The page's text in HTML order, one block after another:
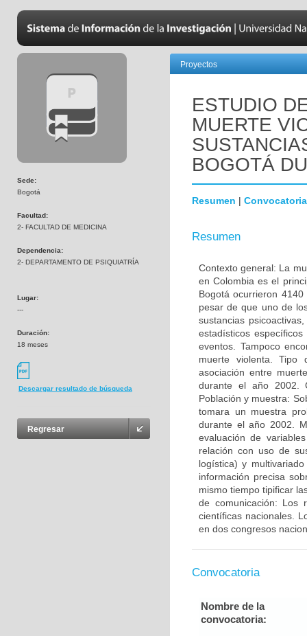
Sede:
Bogotá
Facultad:
2- FACULTAD DE MEDICINA
Dependencia:
2- DEPARTAMENTO DE PSIQUIATRÍA
Lugar:
---
Duración:
18 meses
Descargar resultado de búsqueda
Regresar
Proyectos
ESTUDIO
MUERTE
BOGOTÁ
Resumen | Convocatoria
Resumen
Contexto general: La
en Colombia es el
Bogotá ocurrieron
pesar de que uno de
sustancias
estadísticos
eventos. Tampoco
muerte violenta. Tipo
asociación entre
durante el año 2002.
Población y muestra:
tomara un muestra
durante el año 2002.
evaluación de
relación con uso de
logística) y
información precisa
mismo tiempo tipificar
de comunicación: Los
científicas nacionales.
en dos congresos
Convocatoria
Nombre de la
convocatoria: